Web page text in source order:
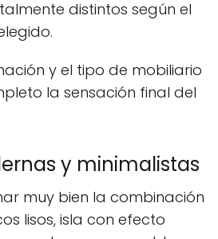
distintos según el
y el tipo de mobiliario
la sensación final del
y minimalistas
muy bien la combinación
lisos, isla con efecto